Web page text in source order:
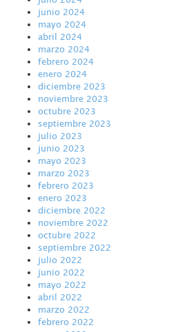
junio 2024
mayo 2024
abril 2024
marzo 2024
febrero 2024
enero 2024
diciembre 2023
noviembre 2023
octubre 2023
septiembre 2023
julio 2023
junio 2023
mayo 2023
marzo 2023
febrero 2023
enero 2023
diciembre 2022
noviembre 2022
octubre 2022
septiembre 2022
julio 2022
junio 2022
mayo 2022
abril 2022
marzo 2022
febrero 2022